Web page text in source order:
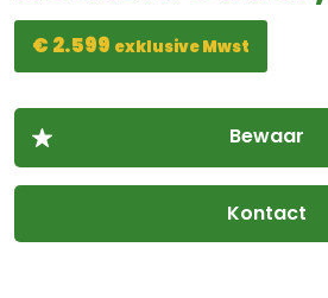
€ 2.599 exklusive Mwst
Kontact